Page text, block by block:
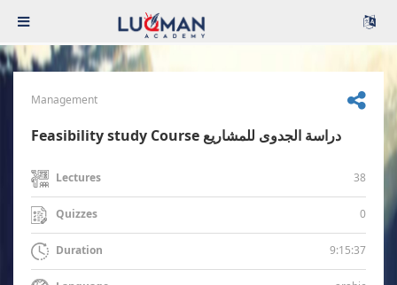
Management
Feasibility study Course دراسة الجدوى للمشاريع
Lectures 38
Quizzes 0
Duration 9:15:37